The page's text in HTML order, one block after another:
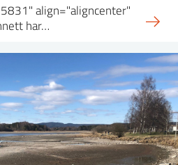
align="aligncenter"
har…